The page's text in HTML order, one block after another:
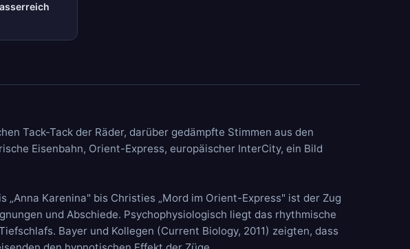
Tack-Tack der Räder, darüber gedämpfte Stimmen aus den
Eisenbahn, Orient-Express, europäischer InterCity, ein Bild
Karenina" bis Christies „Mord im Orient-Express" ist der Zug
und Abschiede. Psychophysiologisch liegt das rhythmische
Bayer und Kollegen (Current Biology, 2011) zeigten, dass